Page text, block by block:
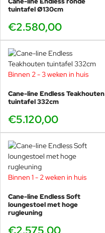
tuintafel Ø130cm
€2.580,00
Binnen 2 - 3 weken in huis
Cane-line Endless Teakhouten
tuintafel 332cm
€5.120,00
Binnen 1 - 2 weken in huis
Cane-line Endless Soft
loungestoel met hoge
rugleuning